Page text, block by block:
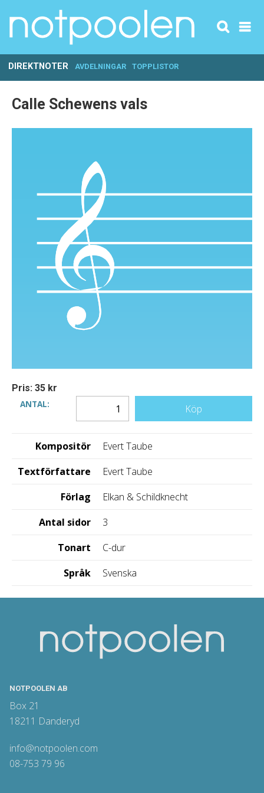
DIREKTNOTER AVDELNINGAR TOPPLISTOR
Calle Schewens vals
Pris: 35 kr
ANTAL:
Köp
Kompositör
Evert Taube
Textförfattare
Evert Taube
Förlag
Elkan & Schildknecht
Antal sidor
3
Tonart
C-dur
Språk
Svenska
NOTPOOLEN AB
Box 21
18211 Danderyd
info@notpoolen.com
08-753 79 96